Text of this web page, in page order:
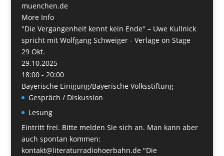
muenchen.de
More Info
"Die Vergangenheit kennt kein Ende" – Uwe Kullnick
spricht mit Wolfgang Schweiger - Verlage on Stage
29 Okt.
29.10.2025
18:00 - 20:00
Bayerische Einigung/Bayerische Volksstiftung
Gespräch / Diskussion
Lesung
Eintritt frei. Bitte melden Sie sich an. Man kann aber
auch spontan kommen:
kontakt@literaturradiohoerbahn.de "Die